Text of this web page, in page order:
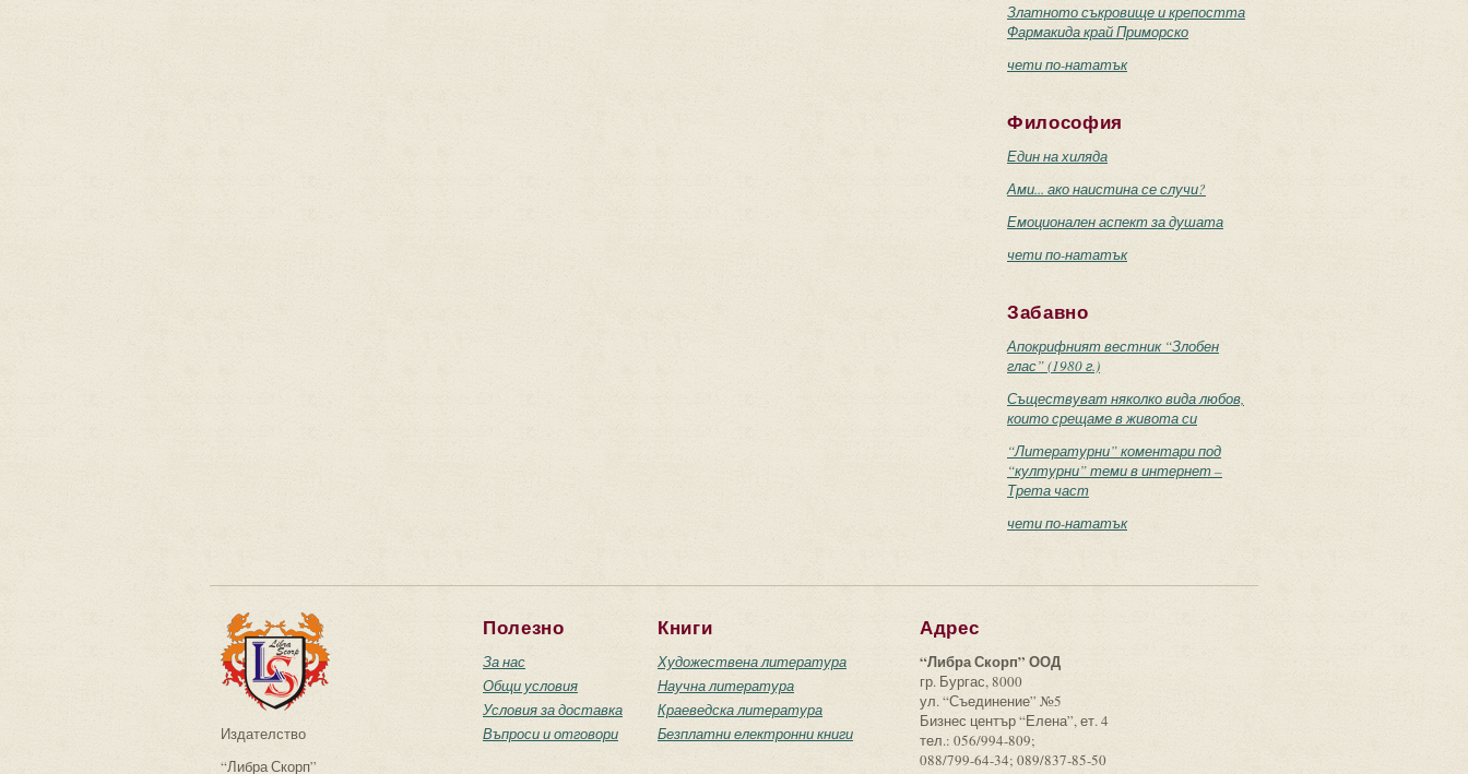
Златното съкровище и крепостта
Фармакида край Приморско
чети по-нататък
Философия
Един на хиляда
Ами... ако наистина се случи?
Емоционален аспект за душата
чети по-нататък
Забавно
Апокрифният вестник “Злобен
глас” (1980 г.)
Съществуват няколко вида любов,
които срещаме в живота си
“Литературни” коментари под
“културни” теми в интернет –
Трета част
чети по-нататък
Издателство
“Либра Скорп”
Полезно
За нас
Общи условия
Условия за доставка
Въпроси и отговори
Книги
Художествена литература
Научна литература
Краеведска литература
Безплатни електронни книги
Адрес
“Либра Скорп” ООД
гр. Бургас, 8000
ул. “Съединение” №5
Бизнес център “Елена”, ет. 4
тел.: 056/994-809;
088/799-64-34; 089/837-85-50